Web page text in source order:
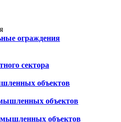
ограждения
сектора
объектов
объектов
объектов